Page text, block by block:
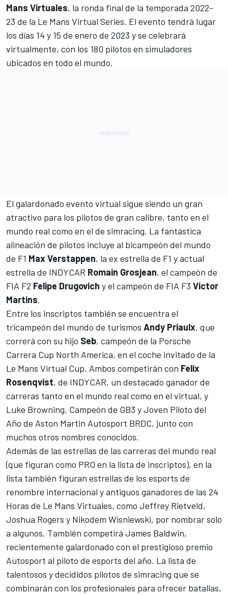
Mans Virtuales, la ronda final de la temporada 2022-
23 de la Le Mans Virtual Series. El evento tendrá lugar
los días 14 y 15 de enero de 2023 y se celebrará
virtualmente, con los 180 pilotos en simuladores
ubicados en todo el mundo.
El galardonado evento virtual sigue siendo un gran
atractivo para los pilotos de gran calibre, tanto en el
mundo real como en el de simracing. La fantástica
alineación de pilotos incluye al bicampeón del mundo
de F1 Max Verstappen, la ex estrella de F1 y actual
estrella de INDYCAR Romain Grosjean, el campeón de
FIA F2 Felipe Drugovich y el campeón de FIA F3 Victor
Martins.
Entre los inscriptos también se encuentra el
tricampeón del mundo de turismos Andy Priaulx, que
correrá con su hijo Seb, campeón de la Porsche
Carrera Cup North America, en el coche invitado de la
Le Mans Virtual Cup. Ambos competirán con Felix
Rosenqvist, de INDYCAR, un destacado ganador de
carreras tanto en el mundo real como en el virtual, y
Luke Browning, Campeón de GB3 y Joven Piloto del
Año de Aston Martin Autosport BRDC, junto con
muchos otros nombres conocidos.
Además de las estrellas de las carreras del mundo real
(que figuran como PRO en la lista de inscriptos), en la
lista también figuran estrellas de los esports de
renombre internacional y antiguos ganadores de las 24
Horas de Le Mans Virtuales, como Jeffrey Rietveld,
Joshua Rogers y Nikodem Wisniewski, por nombrar solo
a algunos. También competirá James Baldwin,
recientemente galardonado con el prestigioso premio
Autosport al piloto de esports del año. La lista de
talentosos y decididos pilotos de simracing que se
combinarán con los profesionales para ofrecer batallas,